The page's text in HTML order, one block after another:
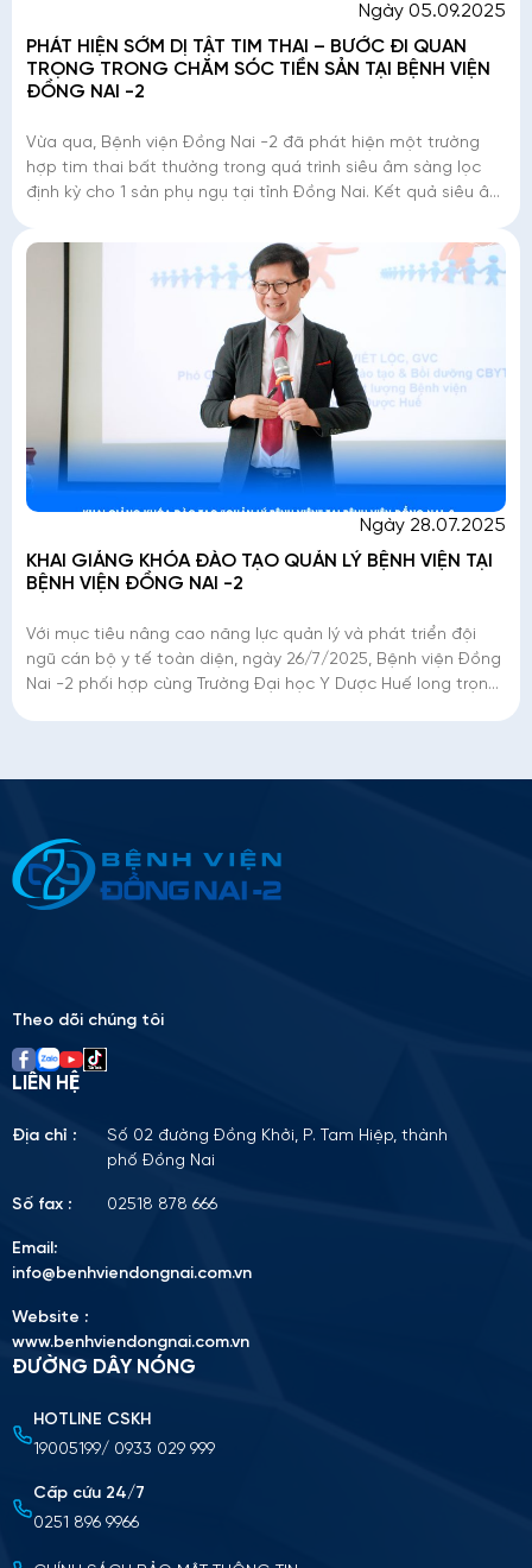
Ngày 05.09.2025
PHÁT HIỆN SỚM DỊ TẬT TIM THAI – BƯỚC ĐI QUAN
TRỌNG TRONG CHĂM SÓC TIỀN SẢN TẠI BỆNH VIỆN
ĐỒNG NAI -2
Vừa qua, Bệnh viện Đồng Nai -2 đã phát hiện một trường
hợp tim thai bất thường trong quá trình siêu âm sàng lọc
định kỳ cho 1 sản phụ ngụ tại tỉnh Đồng Nai. Kết quả siêu âm
Ngày 28.07.2025
KHAI GIẢNG KHÓA ĐÀO TẠO QUẢN LÝ BỆNH VIỆN TẠI
BỆNH VIỆN ĐỒNG NAI -2
Với mục tiêu nâng cao năng lực quản lý và phát triển đội
ngũ cán bộ y tế toàn diện, ngày 26/7/2025, Bệnh viện Đồng
Nai -2 phối hợp cùng Trường Đại học Y Dược Huế long trọng
Please
Tải lên CV (Định dạng PDF, tối đa 10MB)
Nộp cv ứng tuyển
Theo dõi chúng tôi
LIÊN HỆ
Địa chỉ :
Số 02 đường Đồng Khởi, P. Tam Hiệp, thành
phố Đồng Nai
Số fax : 02518 878 666
Email:
info@benhviendongnai.com.vn
Website :
www.benhviendongnai.com.vn
ĐƯỜNG DÂY NÓNG
HOTLINE CSKH
19005199/ 0933 029 999
Cấp cứu 24/7
0251 896 9966